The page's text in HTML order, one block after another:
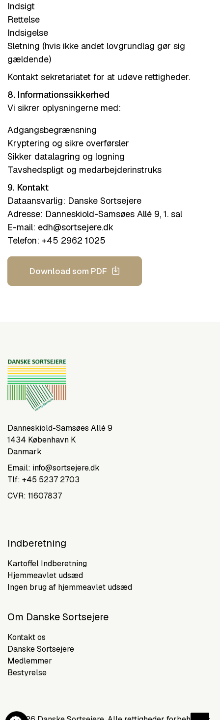
Indsigt
Rettelse
Indsigelse
Sletning (hvis ikke andet lovgrundlag gør sig
gældende)
Kontakt sekretariatet for at udøve rettigheder.
8. Informationssikkerhed
Vi sikrer oplysningerne med:
Adgangsbegrænsning
Kryptering og sikre overførsler
Sikker datalagring og logning
Tavshedspligt og medarbejderinstruks
9. Kontakt
Dataansvarlig: Danske Sortsejere
Adresse: Danneskiold-Samsøes Allé 9, 1. sal
E-mail: edh@sortsejere.dk
Telefon: +45 2962 1025
Download som PDF
Danneskiold-Samsøes Allé 9
1434 København K
Danmark
Email: info@sortsejere.dk
Tlf: +45 5237 2703
CVR: 11607837
Indberetning
Kartoffel Indberetning
Hjemmeavlet udsæd
Ingen brug af hjemmeavlet udsæd
Om Danske Sortsejere
Kontakt os
Danske Sortsejere
Medlemmer
Bestyrelse